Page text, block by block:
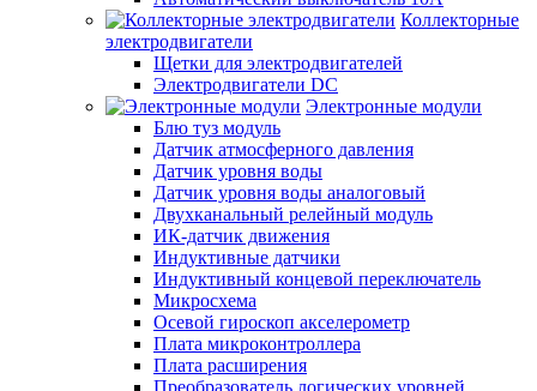
Коллекторные
электродвигатели
Щетки для электродвигателей
Электродвигатели DC
Электронные модули
Блю туз модуль
Датчик атмосферного давления
Датчик уровня воды
Датчик уровня воды аналоговый
Двухканальный релейный модуль
ИК-датчик движения
Индуктивные датчики
Индуктивный концевой переключатель
Микросхема
Осевой гироскоп акселерометр
Плата микроконтроллера
Плата расширения
Преобразователь логических уровней